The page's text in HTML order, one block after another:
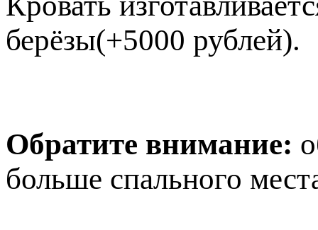
берёзы(+5000 рублей).
Обратите внимание:
больше спального